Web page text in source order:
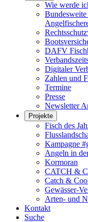
Wie werde
DAFV
Digitaler
Zahlen und
Termine
Presse
Newsletter
Projekte
Fisch des
Kampagne
Angeln in
Kormoran
CATCH &
Catch &
Gewässer-
Arten- und
Kontakt
Suche